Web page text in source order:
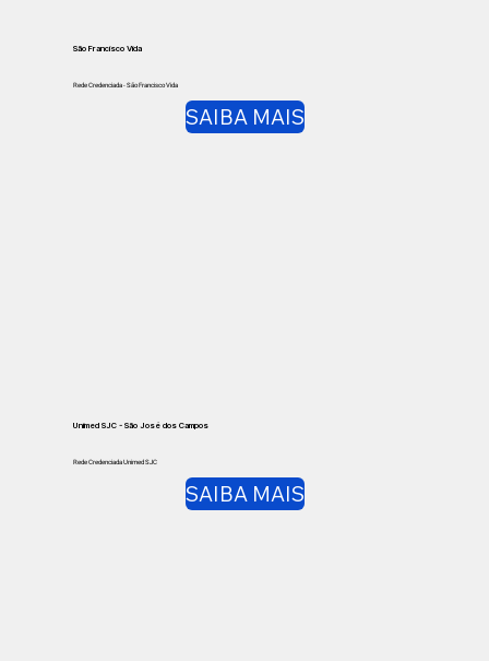
São Francisco Vida
Rede Credenciada - São Francisco Vida
SAIBA MAIS
Unimed SJC - São José dos Campos
Rede Credenciada Unimed SJC
SAIBA MAIS